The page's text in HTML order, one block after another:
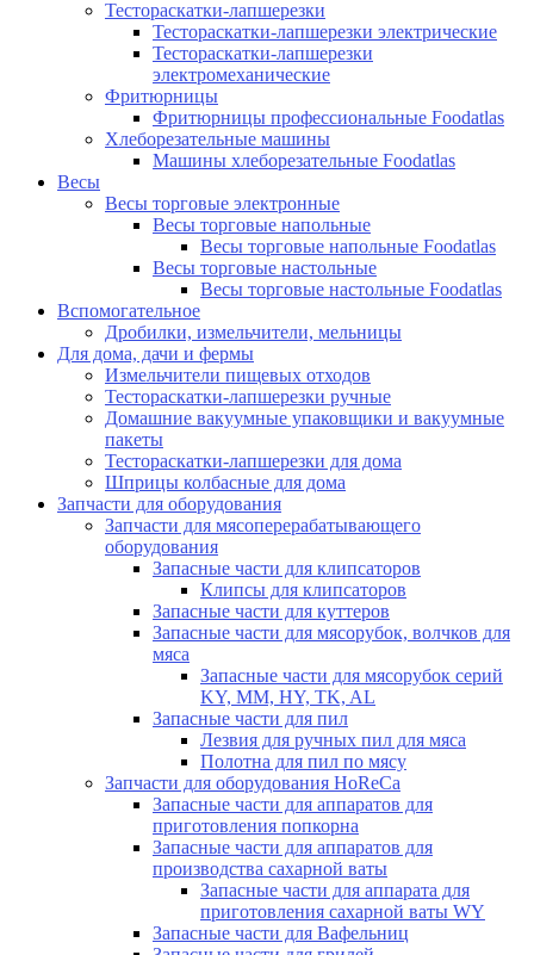
Тестораскатки-лапшерезки
Тестораскатки-лапшерезки электрические
Тестораскатки-лапшерезки
электромеханические
Фритюрницы
Фритюрницы профессиональные Foodatlas
Хлеборезательные машины
Машины хлеборезательные Foodatlas
Весы
Весы торговые электронные
Весы торговые напольные
Весы торговые напольные Foodatlas
Весы торговые настольные
Весы торговые настольные Foodatlas
Вспомогательное
Дробилки, измельчители, мельницы
Для дома, дачи и фермы
Измельчители пищевых отходов
Тестораскатки-лапшерезки ручные
Домашние вакуумные упаковщики и вакуумные
пакеты
Тестораскатки-лапшерезки для дома
Шприцы колбасные для дома
Запчасти для оборудования
Запчасти для мясоперерабатывающего
оборудования
Запасные части для клипсаторов
Клипсы для клипсаторов
Запасные части для куттеров
Запасные части для мясорубок, волчков для
мяса
Запасные части для мясорубок серий
KY, ММ, HY, TK, AL
Запасные части для пил
Лезвия для ручных пил для мяса
Полотна для пил по мясу
Запчасти для оборудования HoReCa
Запасные части для аппаратов для
приготовления попкорна
Запасные части для аппаратов для
производства сахарной ваты
Запасные части для аппарата для
приготовления сахарной ваты WY
Запасные части для Вафельниц